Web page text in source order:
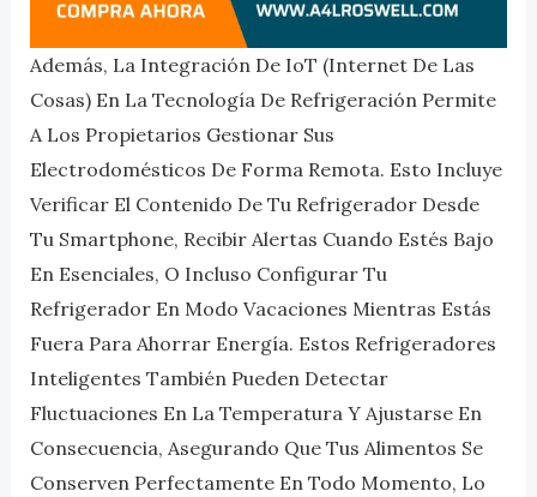
Además, La Integración De IoT (Internet De Las
Cosas) En La Tecnología De Refrigeración Permite
A Los Propietarios Gestionar Sus
Electrodomésticos De Forma Remota. Esto Incluye
Verificar El Contenido De Tu Refrigerador Desde
Tu Smartphone, Recibir Alertas Cuando Estés Bajo
En Esenciales, O Incluso Configurar Tu
Refrigerador En Modo Vacaciones Mientras Estás
Fuera Para Ahorrar Energía. Estos Refrigeradores
Inteligentes También Pueden Detectar
Fluctuaciones En La Temperatura Y Ajustarse En
Consecuencia, Asegurando Que Tus Alimentos Se
Conserven Perfectamente En Todo Momento, Lo